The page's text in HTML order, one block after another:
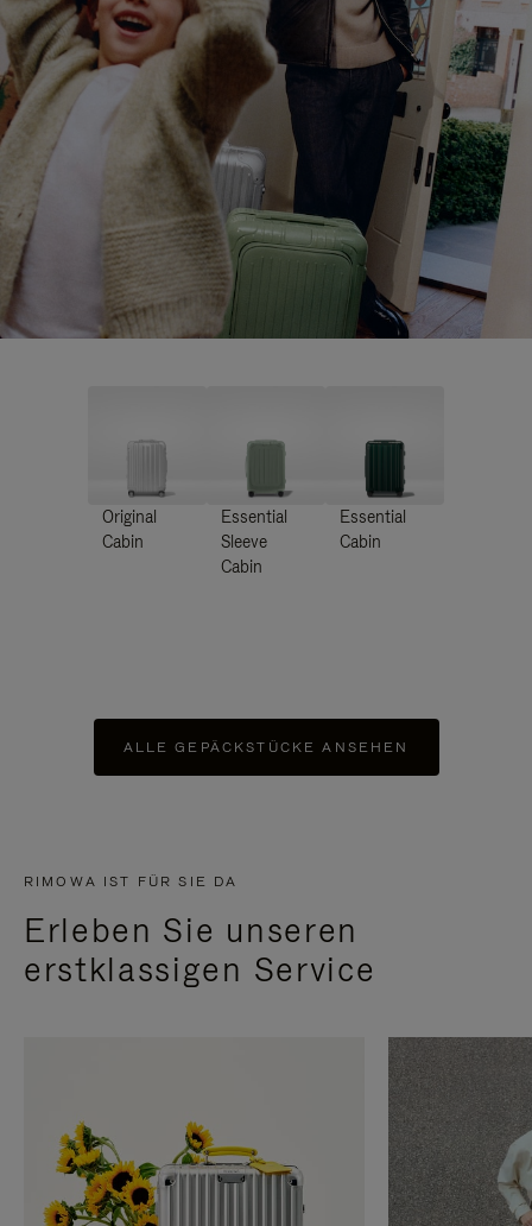
Original
Cabin
Essential
Sleeve
Cabin
Essential
Cabin
ALLE GEPÄCKSTÜCKE ANSEHEN
RIMOWA IST FÜR SIE DA
Erleben Sie unseren
erstklassigen Service